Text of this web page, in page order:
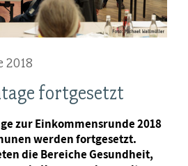
2018
fortgesetzt
zur Einkommensrunde 2018
werden fortgesetzt.
die Bereiche Gesundheit,